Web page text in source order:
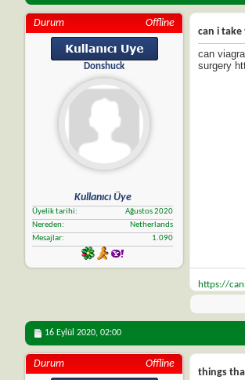
Durum Offline
Donshuck
Kullanıcı Üye
Üyelik tarihi
Ağustos 2020
Nereden
Netherlands
Mesajlar
1.090
can i
can
surgery
https://
16 Eylül 2020, 02:00
Durum Offline
things